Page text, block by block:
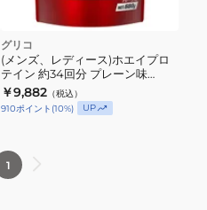
グリコ
(メンズ、レディース)ホエイプロ
テイン 約34回分 プレーン味
680g G76113 高たんぱく 抵糖質
WPI サプリ 栄養補助食品 筋肉
￥9,882 （税込）
910ポイント (10%) UP
1